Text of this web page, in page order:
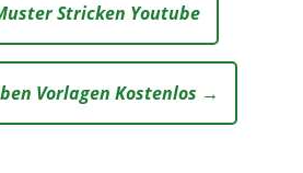
Stricken Youtube
Vorlagen Kostenlos →